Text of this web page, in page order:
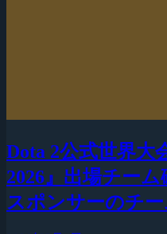
Dota 2公式世界大
2026』出場チー
スポンサーのチ